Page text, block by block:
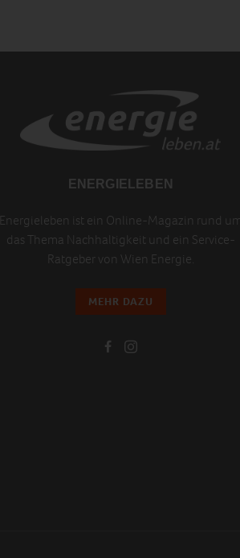
ENERGIELEBEN
Energieleben ist ein Online-Magazin rund
das Thema Nachhaltigkeit und ein Service-
Ratgeber von Wien Energie.
MEHR DAZU